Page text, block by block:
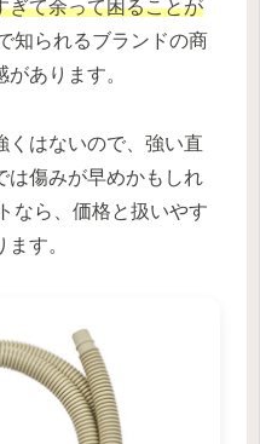
ぎて余って困ることが
知られるブランドの商
あります。
くはないので、強い直
は傷みが早めかもしれ
なら、価格と扱いやす
す。